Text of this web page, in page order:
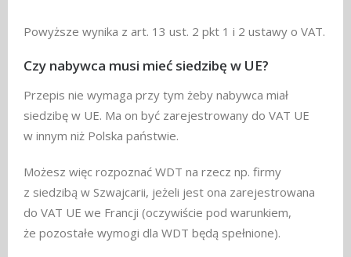
Powyższe wynika z art. 13 ust. 2 pkt 1 i 2 ustawy o VAT.
Czy nabywca musi mieć siedzibę w UE?
Przepis nie wymaga przy tym żeby nabywca miał
siedzibę w UE. Ma on być zarejestrowany do VAT UE
w innym niż Polska państwie.
Możesz więc rozpoznać WDT na rzecz np. firmy
z siedzibą w Szwajcarii, jeżeli jest ona zarejestrowana
do VAT UE we Francji (oczywiście pod warunkiem,
że pozostałe wymogi dla WDT będą spełnione).